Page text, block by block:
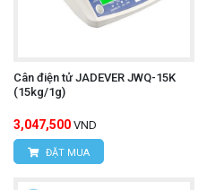
Cân điện tử JADEVER JWQ-15K
(15kg/1g)
3,047,500 VND
ĐẶT MUA